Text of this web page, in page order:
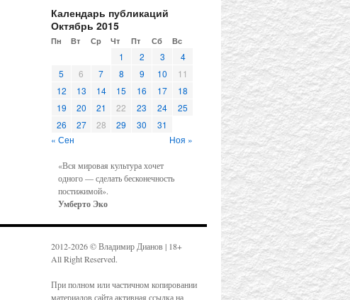
Календарь публикаций
Октябрь 2015
Пн Вт Ср Чт Пт Сб Вс
« Сен Ноя »
1 2 3
4
5
6 7 8 9 10
11
12
13 14 15 16 17
18
19
20 21 22 23 24
25
26
27 28 29 30 31
«Вся мировая культура хочет
одного — сделать бесконечность
постижимой».
Умберто Эко
2012-2026 © Владимир Дианов | 18+
All Right Reserved.
При полном или частичном копировании
материалов сайта активная ссылка на